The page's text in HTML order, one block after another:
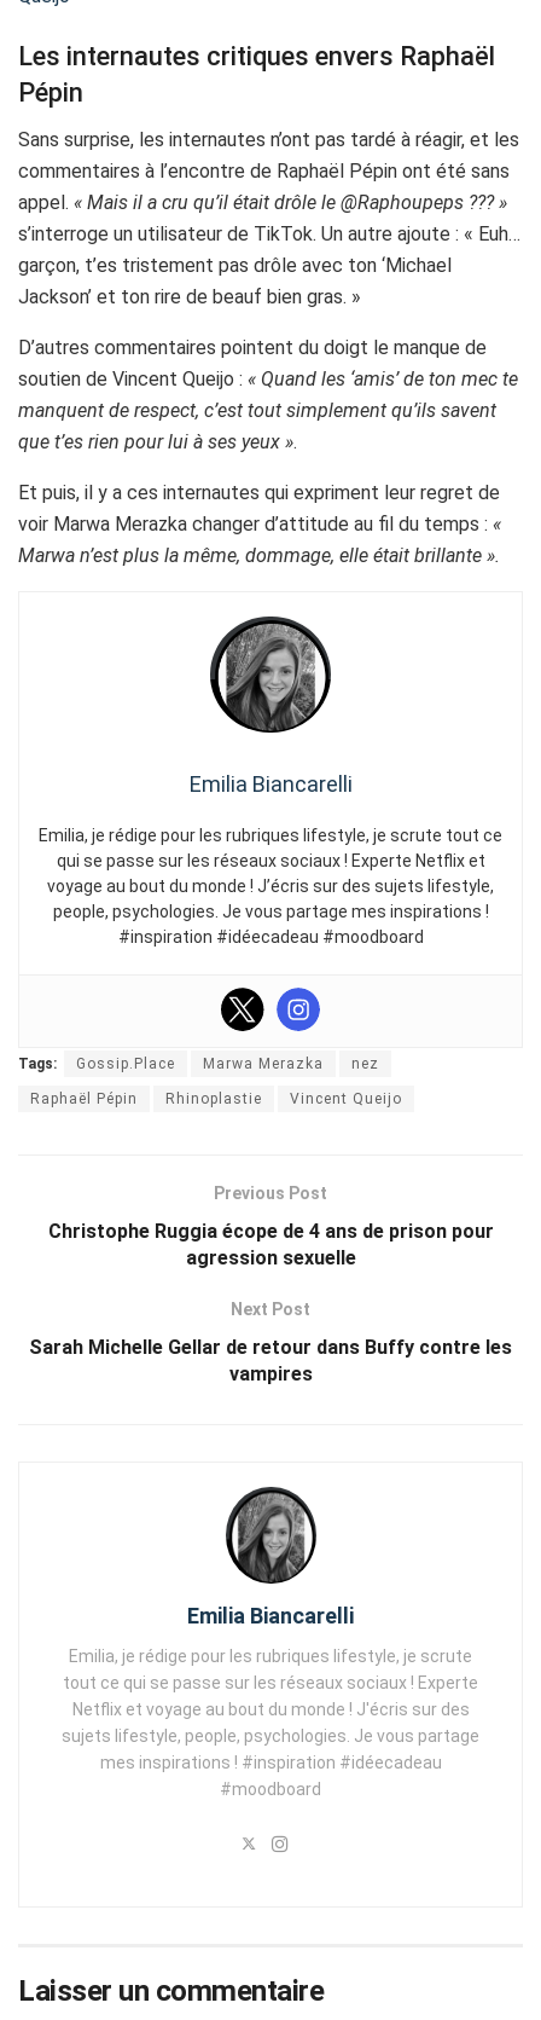
Les internautes critiques envers Raphaël
Pépin
Sans surprise, les internautes n’ont pas tardé à réagir, et les
commentaires à l’encontre de Raphaël Pépin ont été sans
appel. « Mais il a cru qu’il était drôle le @Raphoupeps ??? »
s’interroge un utilisateur de TikTok. Un autre ajoute : « Euh…
garçon, t’es tristement pas drôle avec ton ‘Michael
Jackson’ et ton rire de beauf bien gras. »
D’autres commentaires pointent du doigt le manque de
soutien de Vincent Queijo : « Quand les ‘amis’ de ton mec te
manquent de respect, c’est tout simplement qu’ils savent
que t’es rien pour lui à ses yeux ».
Et puis, il y a ces internautes qui expriment leur regret de
voir Marwa Merazka changer d’attitude au fil du temps : «
Marwa n’est plus la même, dommage, elle était brillante ».
Emilia Biancarelli
Emilia, je rédige pour les rubriques lifestyle, je scrute tout ce
qui se passe sur les réseaux sociaux ! Experte Netflix et
voyage au bout du monde ! J’écris sur des sujets lifestyle,
people, psychologies. Je vous partage mes inspirations !
#inspiration #idéecadeau #moodboard
Tags: Gossip.Place Marwa Merazka nez
Raphaël Pépin Rhinoplastie Vincent Queijo
Previous Post
Christophe Ruggia écope de 4 ans de prison pour
agression sexuelle
Next Post
Sarah Michelle Gellar de retour dans Buffy contre les
vampires
Emilia Biancarelli
Emilia, je rédige pour les rubriques lifestyle, je scrute
tout ce qui se passe sur les réseaux sociaux ! Experte
Netflix et voyage au bout du monde ! J'écris sur des
sujets lifestyle, people, psychologies. Je vous partage
mes inspirations ! #inspiration #idéecadeau
#moodboard
Laisser un commentaire